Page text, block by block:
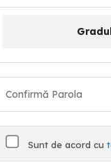
Sunt de acord cu